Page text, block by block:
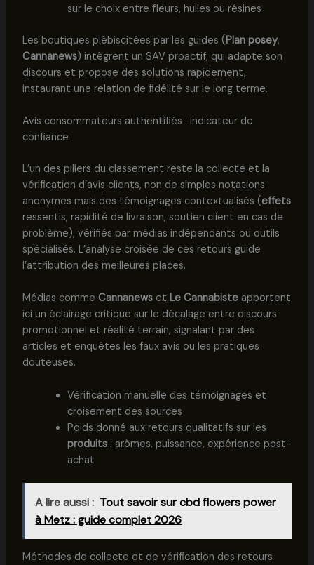
sur le choix entre fleurs, huiles ou résines
Les boutiques plébiscitées par les guides (Plan posey,
Cannanews) intègrent un SAV proactif, qui adapte son
discours et propose des solutions rapidement,
instaurant une relation de fidélité sur le long terme.
Avis consommateurs authentifiés : indicateur de
confiance
L’un des piliers du classement reste la collecte et la
vérification d’avis clients, non de simples notations
anonymes mais des témoignages contextualisés (effets
ressentis, rapidité de livraison, soutien client en cas de
problème), vérifiés par médias indépendants ou outils
spécialisés. L’analyse croisée de ces retours guide
l’attribution des meilleures places.
Médias comme Cannanewset Le Cannabisteapportent
ici un éclairage critique sur le décalage entre discours
promotionnel et réalité terrain, signalant par des
articles et enquêtes les faux avis ou les pratiques
douteuses.
Vérification manuelle des témoignages et
croisement des sources
Poids donné aux retours qualitatifs sur les
produits: arômes, puissance, expérience post-
achat
A lire aussi : Tout savoir sur cbd flowers power
à Metz : guide complet 2026
Méthodes de collecte et de vérification des retours